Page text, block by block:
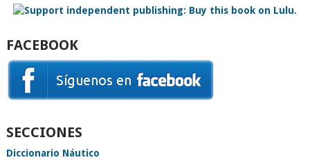
FACEBOOK
SECCIONES
Diccionario Náutico